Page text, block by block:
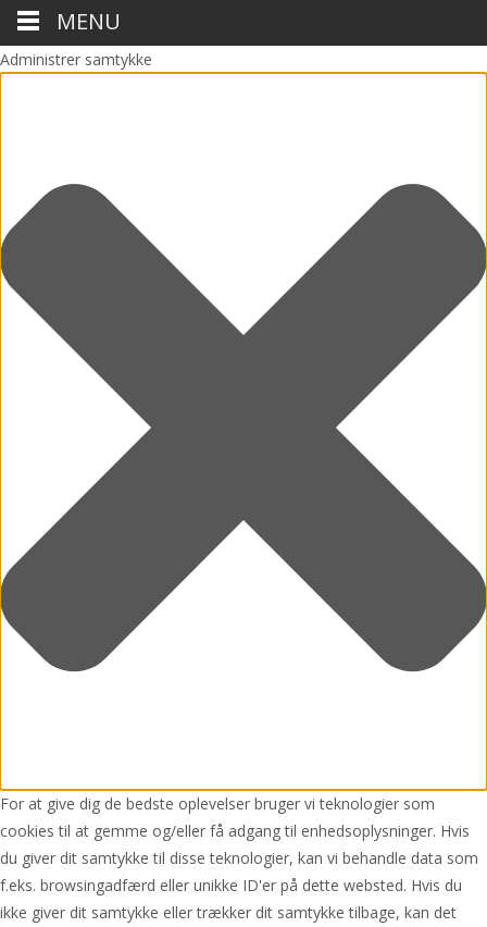
Administrer samtykke
For at give dig de bedste oplevelser bruger vi teknologier som
cookies til at gemme og/eller få adgang til enhedsoplysninger. Hvis
du giver dit samtykke til disse teknologier, kan vi behandle data som
f.eks. browsingadfærd eller unikke ID'er på dette websted. Hvis du
ikke giver dit samtykke eller trækker dit samtykke tilbage, kan det
MENU